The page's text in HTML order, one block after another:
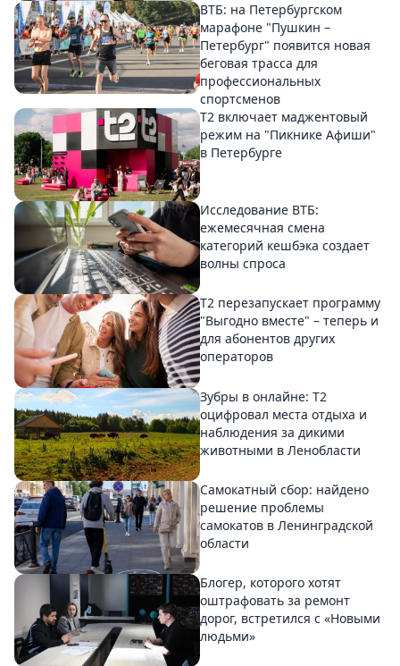
ВТБ: на Петербургском
марафоне "Пушкин –
Петербург" появится новая
беговая трасса для
профессиональных
спортсменов
Т2 включает маджентовый
режим на "Пикнике Афиши"
в Петербурге
Исследование ВТБ:
ежемесячная смена
категорий кешбэка создает
волны спроса
Т2 перезапускает программу
"Выгодно вместе" – теперь и
для абонентов других
операторов
Зубры в онлайне: Т2
оцифровал места отдыха и
наблюдения за дикими
животными в Ленобласти
Самокатный сбор: найдено
решение проблемы
самокатов в Ленинградской
области
Блогер, которого хотят
оштрафовать за ремонт
дорог, встретился с «Новыми
людьми»